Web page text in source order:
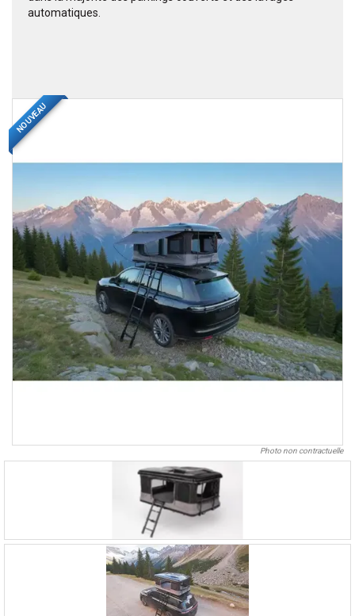
automatiques.
NOUVEAU
Photo non contractuelle